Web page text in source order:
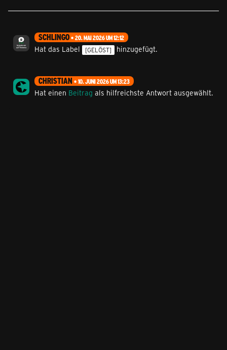
SCHLINGO 20. MAI 2026 UM 12:12
Hat das Label [GELÖST] hinzugefügt.
CHRISTIAN 10. JUNI 2026 UM 13:23
Hat einen Beitrag als hilfreichste Antwort ausgewählt.